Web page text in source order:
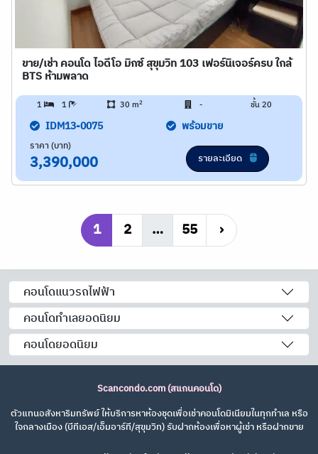
ขาย/เช่า คอนโด ไอดีโอ มิกซ์ สุขุมวิท 103 เฟอร์นิเจอร์ครบ ใกล้
BTS ห้ามพลาด
1 1 30 m2 - ชั้น 20
IDM13-0075 พร้อมขาย
ราคา (บาท)
3,390,000 รายละเอียด
1 2 … 55 ›
คอนโดแนวรถไฟฟ้า
คอนโดทำเลยอดนิยม
คอนโดยอดนิยม
Scancondo.com (สแกนคอนโด)
ตัวแทนอสังหาริมทรัพย์ ให้บริการหาห้องชุดเพื่อเช่าคอนโดมิเนียมในทุกทำเล หรือ
ใจกลางเมือง (บีทีเอส/เอ็มอาร์ที/สุขุมวิท) รับฝากห้องเพื่อหาผู้เช่า หรือฝากขาย